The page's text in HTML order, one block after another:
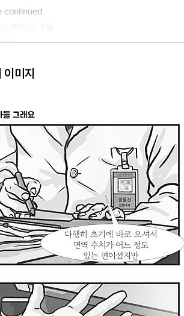
continued
석
분다
의 시간
하다
지 않은 강
오는 길
상 같지 않다
적으로
미지